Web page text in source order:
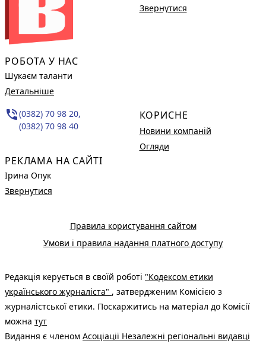
РОБОТА У НАС
Шукаєм таланти
Детальніше
phone_in_talk(0382) 70 98 20,
(0382) 70 98 40
РЕКЛАМА НА САЙТІ
Ірина Опук
Звернутися
Звернутися
КОРИСНЕ
Новини компаній
Огляди
Правила користування сайтом
Умови і правила надання платного доступу
Редакція керується в своїй роботі "Кодексом етики
українського журналіста" , затвердженим Комісією з
журналістської етики. Поскаржитись на матеріал до Комісії
можна тут
Видання є членом Асоціації Незалежні регіональні видавці